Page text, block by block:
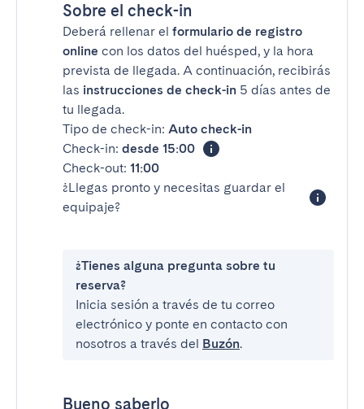
Sobre el check-in
Deberá rellenar el formulario de registro
online con los datos del huésped, y la hora
prevista de llegada. A continuación, recibirás
las instrucciones de check-in 5 días antes de
tu llegada.
Tipo de check-in: Auto check-in
Check-in: desde 15:00
Check-out: 11:00
¿Llegas pronto y necesitas guardar el
equipaje?
¿Tienes alguna pregunta sobre tu
reserva?
Inicia sesión a través de tu correo
electrónico y ponte en contacto con
nosotros a través del Buzón.
Bueno saberlo